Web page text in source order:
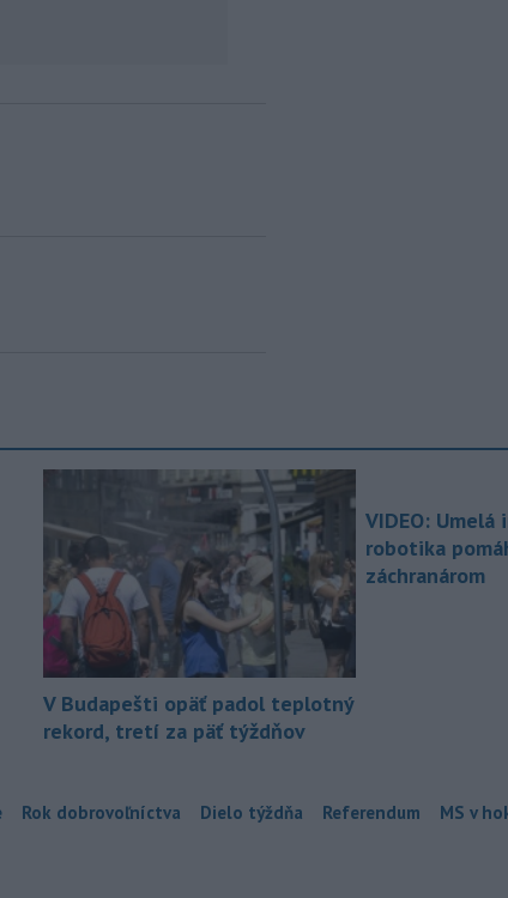
V Budapešti opäť padol teplotný
rekord, tretí za päť týždňov
VIDEO:
robotika
záchranárom
Rok dobrovoľníctva Dielo týždňa Referendum MS v